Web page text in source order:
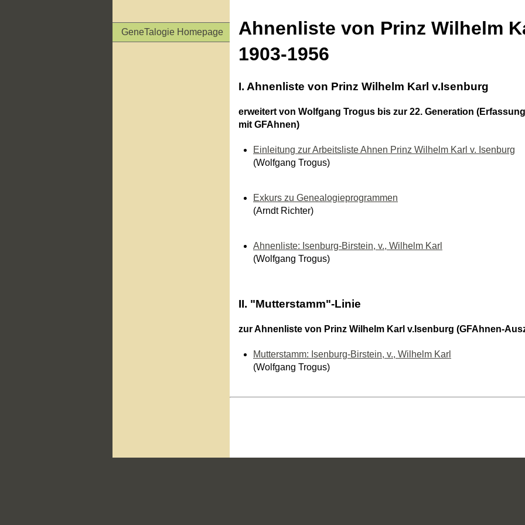
GeneTalogie Homepage
Ahnenliste von Prinz Wilhelm
1903-1956
I. Ahnenliste von Prinz Wilhelm Karl v.Isenburg
erweitert von Wolfgang Trogus bis zur 22. Generation
mit GFAhnen)
Einleitung zur Arbeitsliste Ahnen Prinz Wilhelm Karl v. Isenburg
(Wolfgang Trogus)
Exkurs zu Genealogieprogrammen
(Arndt Richter)
Ahnenliste: Isenburg-Birstein, v., Wilhelm Karl
(Wolfgang Trogus)
II. "Mutterstamm"-Linie
zur Ahnenliste von Prinz Wilhelm Karl v.Isenburg (GFAhnen-
Mutterstamm: Isenburg-Birstein, v., Wilhelm Karl
(Wolfgang Trogus)